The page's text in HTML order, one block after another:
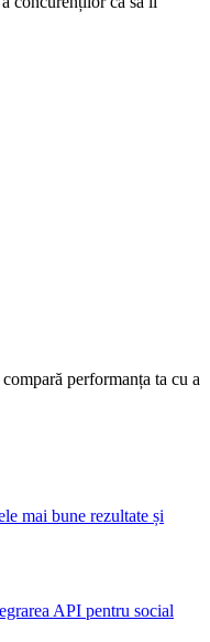
performanța ta cu a
mai bune rezultate și
API pentru social